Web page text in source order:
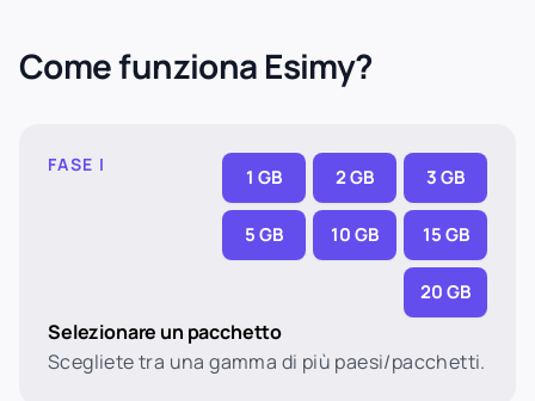
Come funziona Esimy?
FASE I
1 GB 2 GB 3 GB
5 GB 10 GB 15 GB
20 GB
Selezionare un pacchetto
Scegliete tra una gamma di più paesi/pacchetti.